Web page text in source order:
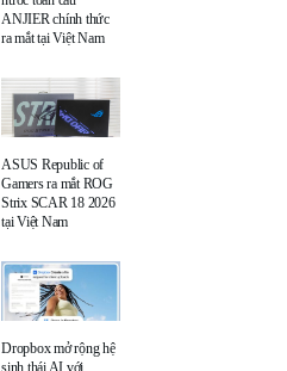
ANJIER chính thức
ra mắt tại Việt Nam
ASUS Republic of
Gamers ra mắt ROG
Strix SCAR 18 2026
tại Việt Nam
Dropbox mở rộng hệ
sinh thái AI với